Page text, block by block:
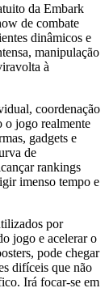
da Embark
de combate
dinâmicos e
manipulação
à
coordenação
o jogo realmente
gadgets e
de
rankings
imenso tempo e
por
jogo e acelerar o
pode chegar
difíceis que não
Irá focar-se em